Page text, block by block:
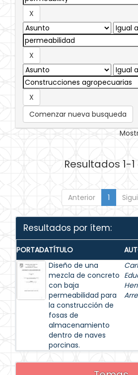
Comenzar nueva busqueda
Resultados 1-1
Anterior 1
Resultados por ítem:
PORTADATÍTULO
Diseño de una
mezcla de concreto
con baja
permeabilidad para
la construcción de
fosas de
almacenamiento
dentro de naves
porcinas.